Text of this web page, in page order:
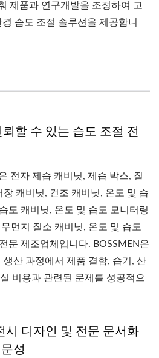
제품과 연구개발을 조정하여 고
습도 조절 솔루션을 제공합니
할 수 있는 습도 조절 전
전자 제습 캐비닛, 제습 박스, 질
캐비닛, 건조 캐비닛, 온도 및 습
도 캐비닛, 온도 및 습도 모니터링
먼지 질소 캐비닛, 온도 및 습도
문 제조업체입니다. BOSSMEN은
산 과정에서 제품 결함, 습기, 산
비용과 관련된 문제를 성공적으
시 디자인 및 전문 문서화
성